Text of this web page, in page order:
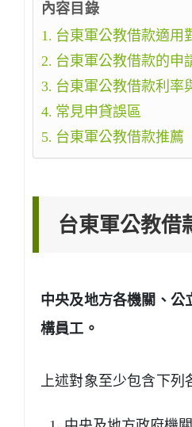
內容目錄
台東軍公教借款適用
台東軍公教借款的申
台東軍公教借款利率
常見申貸誤區
台東軍公教借款推薦
台東軍公教借
中央及地方各機關、公
構員工。
上述對象至少包含下列